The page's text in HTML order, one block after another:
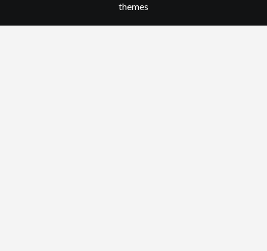
themes